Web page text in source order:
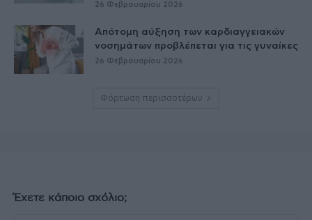
26 Φεβρουαρίου 2026
Απότομη αύξηση των καρδιαγγειακών
νοσημάτων προβλέπεται για τις γυναίκες
26 Φεβρουαρίου 2026
Φόρτωση περισσοτέρων
Έχετε κάποιο σχόλιο;